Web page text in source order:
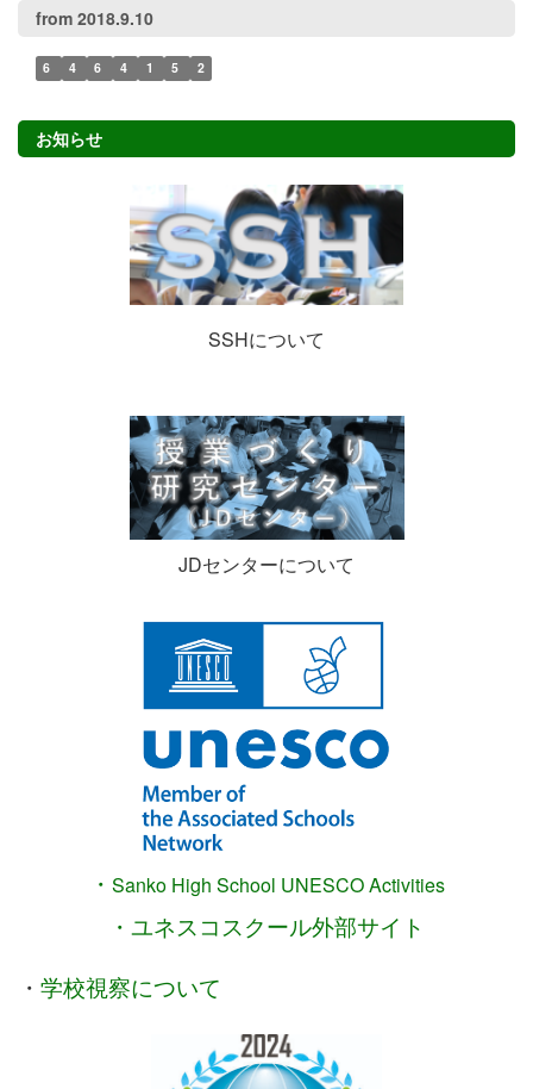
from 2018.9.10
6 4 6 4 1 5 2
お知らせ
SSHについて
JDセンターについて
・ Sanko High School UNESCO Activities
・ユネスコスクール外部サイト
・ 学校視察について